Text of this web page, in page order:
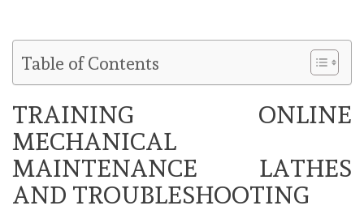
Table of Contents
TRAINING ONLINE
MECHANICAL
MAINTENANCE LATHES
AND TROUBLESHOOTING